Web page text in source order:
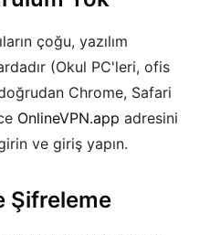
çoğu, yazılım
(Okul PC'leri, ofis
Chrome, Safari
OnlineVPN.app adresini
ve giriş yapın.
Şifreleme